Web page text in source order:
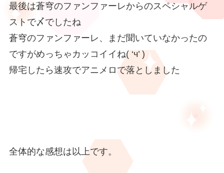
最後は蒼穹のファンファーレからのスペシャルゲ
ストで〆でしたね
蒼穹のファンファーレ、まだ聞いていなかったの
ですがめっちゃカッコイイね( ‘ч’ )
帰宅したら速攻でアニメロで落としました
全体的な感想は以上です。